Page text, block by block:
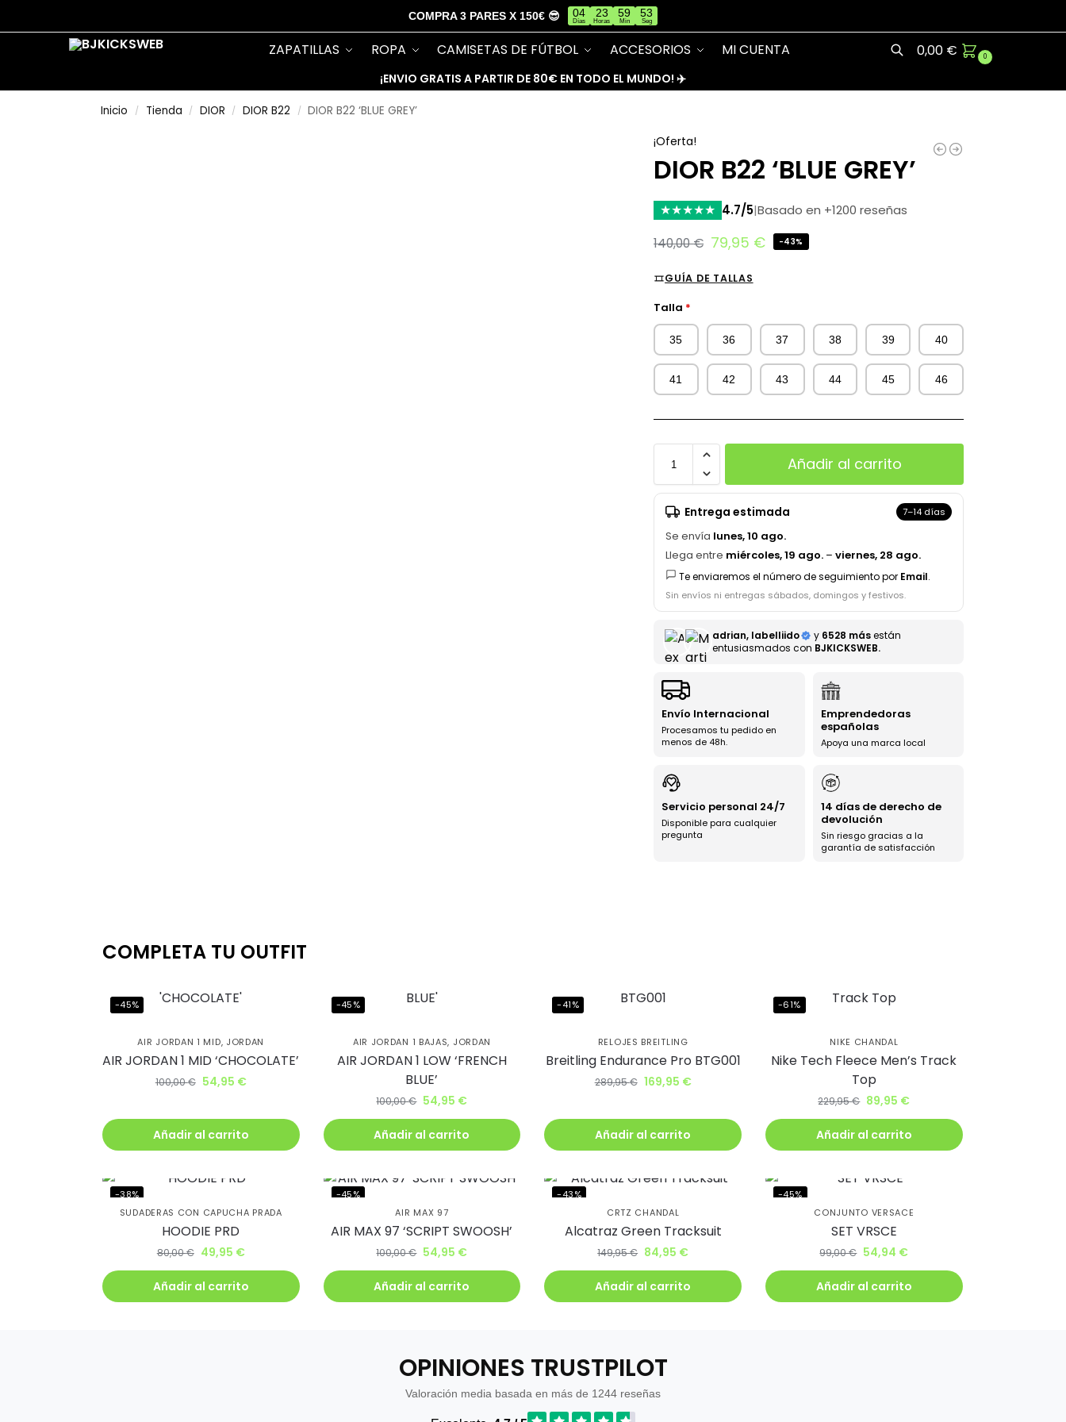
COMPRA 3 PARES X 150€ 😎 04
Días
23
Horas
59
Min
53
Seg
ZAPATILLAS ROPA CAMISETAS DE FÚTBOL ACCESORIOS MI CUENTA 0,00 € 0
¡ENVIO GRATIS A PARTIR DE 80€ EN TODO EL MUNDO! ✈️
Inicio / Tienda / DIOR / DIOR B22 / DIOR B22 ‘BLUE GREY’
¡Oferta!
DIOR B22 ‘BLUE GREY’
★★★★★ 4.7/5|Basado en +1200 reseñas
140,00€ 79,95 € -43%
GUÍA DE TALLAS
Talla *
35 36 37 38 39 40
41 42 43 44 45 46
Añadir al carrito
Entrega estimada 7–14 días
Se envía lunes, 10 ago.
Llega entre miércoles, 19 ago. – viernes, 28 ago.
Te enviaremos el número de seguimiento por Email.
Sin envíos ni entregas sábados, domingos y festivos.
adrian, labelliido y 6528 másestán
entusiasmados con BJKICKSWEB.
Envío Internacional
Procesamos tu pedido en
menos de 48h.
Emprendedoras
españolas
Apoya una marca local
Servicio personal 24/7
Disponible para cualquier
pregunta
14 días de derecho de
devolución
Sin riesgo gracias a la
garantía de satisfacción
COMPLETA TU OUTFIT
-45%
AIR JORDAN 1 MID, JORDAN
AIR JORDAN 1 MID ‘CHOCOLATE’
100,00€ 54,95 €
Añadir al carrito
-45%
AIR JORDAN 1 BAJAS, JORDAN
AIR JORDAN 1 LOW ‘FRENCH
BLUE’
100,00€ 54,95 €
Añadir al carrito
-41%
RELOJES BREITLING
Breitling Endurance Pro BTG001
289,95€ 169,95 €
Añadir al carrito
-61%
NIKE CHANDAL
Nike Tech Fleece Men’s Track
Top
229,95€ 89,95 €
Añadir al carrito
-38%
SUDADERAS CON CAPUCHA PRADA
HOODIE PRD
80,00€ 49,95 €
Añadir al carrito
-45%
AIR MAX 97
AIR MAX 97 ‘SCRIPT SWOOSH’
100,00€ 54,95 €
Añadir al carrito
-43%
CRTZ CHANDAL
Alcatraz Green Tracksuit
149,95€ 84,95 €
Añadir al carrito
-45%
CONJUNTO VERSACE
SET VRSCE
99,00€ 54,94 €
Añadir al carrito
OPINIONES TRUSTPILOT
Valoración media basada en más de 1244 reseñas